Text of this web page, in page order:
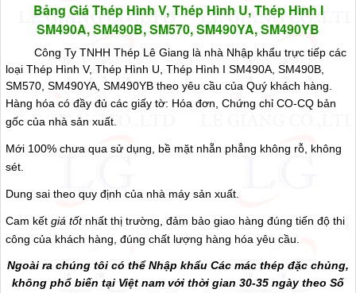
Bảng Giá Thép Hình V, Thép Hình U, Thép Hình I
SM490A, SM490B, SM570, SM490YA, SM490YB
Công Ty TNHH Thép Lê Giang là nhà Nhập khẩu trực tiếp các
loại Thép Hình V, Thép Hình U, Thép Hình I SM490A, SM490B,
SM570, SM490YA, SM490YB theo yêu cầu của Quý khách hàng.
Hàng hóa có đầy đủ các giấy tờ: Hóa đơn, Chứng chỉ CO-CQ bản
gốc của nhà sản xuất.
Mới 100% chưa qua sử dụng, bề mặt nhẵn phẳng không rỗ, không
sét.
Dung sai theo quy định của nhà máy sản xuất.
Cam kếtgiá tốt nhất thị trường, đảm bảo giao hàng đúng tiến độ thi
công của khách hàng, đúng chất lượng hàng hóa yêu cầu.
Ngoài ra chúng tôi có thể Nhập khẩu Các mác thép đặc chủng,
không phổ biến tại Việt nam với thời gian 30-35 ngày theo Số